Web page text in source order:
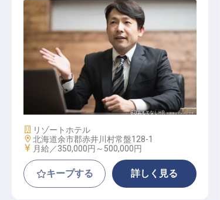
セールスマネージャー
施設業態
リゾートホテル
勤務地
北海道余市郡赤井川村常盤128-1
給与
月給／350,000円～ 500,000円
キープする 詳しく見る